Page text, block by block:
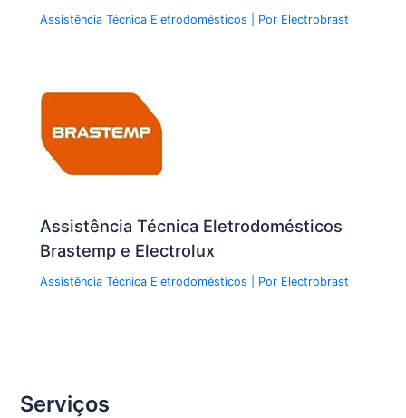
Assistência Técnica Eletrodomésticos | Por Electrobrast
Assistência Técnica Eletrodomésticos
Brastemp e Electrolux
Assistência Técnica Eletrodomésticos | Por Electrobrast
Serviços